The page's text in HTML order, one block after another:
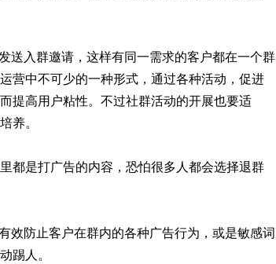
送入群邀请，这样有同一需求的客户都在一个群
营中不可少的一种形式，通过各种活动，促进
提高用户粘性。不过社群活动的开展也要适
养。
都是打广告的内容，恐怕很多人都会选择退群
效防止客户在群内的各种广告行为，或是敏感词
踢人。